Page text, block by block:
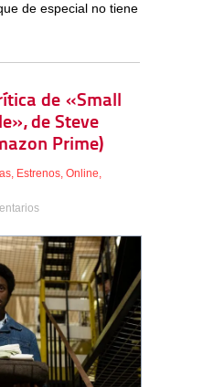
de especial no tiene
de «Small
de Steve
Prime)
, Estrenos, Online,